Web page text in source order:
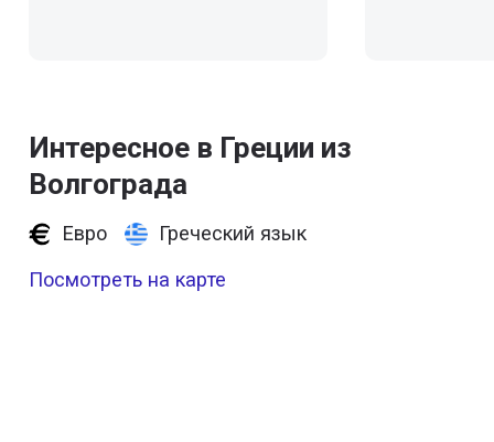
Интересное в Греции из
Волгограда
Евро
Греческий язык
Посмотреть на карте